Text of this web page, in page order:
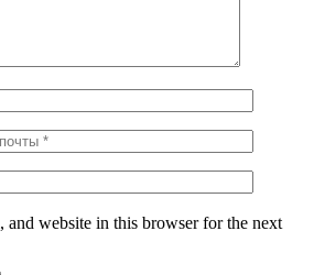
and website in this browser for the next